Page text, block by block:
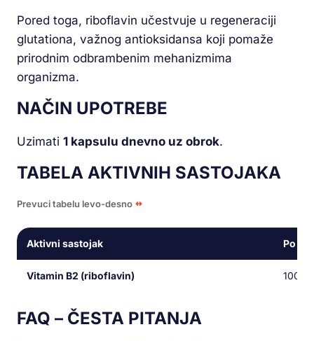
Pored toga, riboflavin učestvuje u regeneraciji
glutationa, važnog antioksidansa koji pomaže
prirodnim odbrambenim mehanizmima
organizma.
NAČIN UPOTREBE
Uzimati 1 kapsulu dnevno uz obrok.
TABELA AKTIVNIH SASTOJAKA
Prevuci tabelu levo-desno
Aktivni sastojak Po
Vitamin B2 (riboflavin) 100
FAQ – ČESTA PITANJA